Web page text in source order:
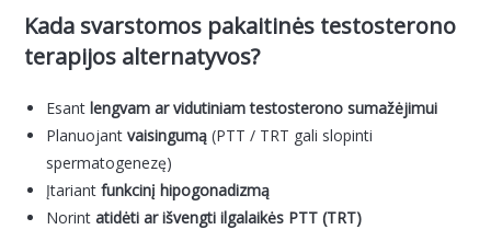
Kada svarstomos pakaitinės testosterono
terapijos alternatyvos?
Esantlengvam ar vidutiniam testosterono sumažėjimui
Planuojantvaisingumą (PTT / TRT gali slopinti
spermatogenezę)
Įtariantfunkcinį hipogonadizmą
Norintatidėti ar išvengti ilgalaikės PTT (TRT)